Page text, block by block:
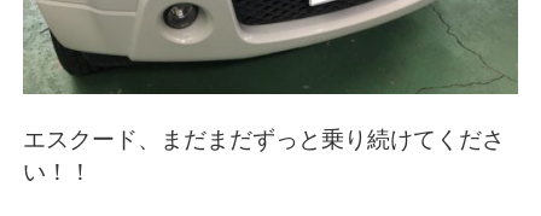
エスクード、まだまだずっと乗り続けてくださ
い！！